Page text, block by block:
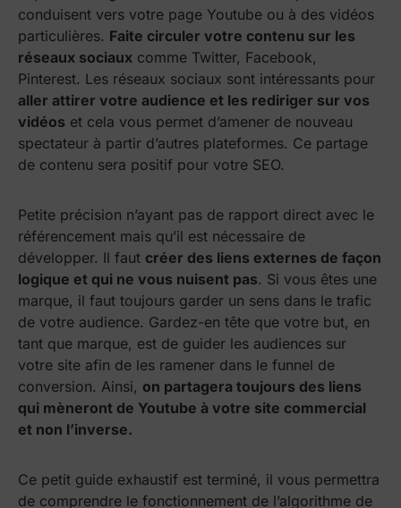
conduisent vers votre page Youtube ou à des vidéos
particulières. Faite circuler votre contenu sur les
réseaux sociaux comme Twitter, Facebook,
Pinterest. Les réseaux sociaux sont intéressants pour
aller attirer votre audience et les rediriger sur vos
vidéos et cela vous permet d’amener de nouveau
spectateur à partir d’autres plateformes. Ce partage
de contenu sera positif pour votre SEO.
Petite précision n’ayant pas de rapport direct avec le
référencement mais qu’il est nécessaire de
développer. Il faut créer des liens externes de façon
logique et qui ne vous nuisent pas. Si vous êtes une
marque, il faut toujours garder un sens dans le trafic
de votre audience. Gardez-en tête que votre but, en
tant que marque, est de guider les audiences sur
votre site afin de les ramener dans le funnel de
conversion. Ainsi, on partagera toujours des liens
qui mèneront de Youtube à votre site commercial
et non l’inverse.
Ce petit guide exhaustif est terminé, il vous permettra
de comprendre le fonctionnement de l’algorithme de